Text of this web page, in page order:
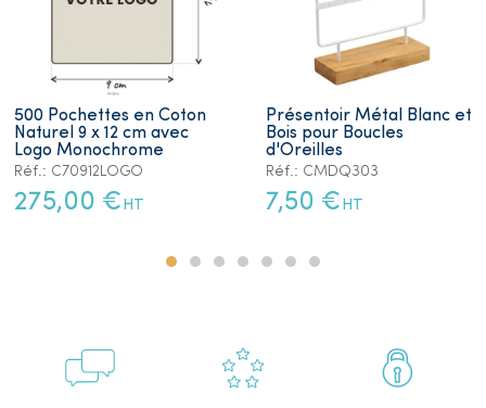
500 Pochettes en Coton
Naturel 9 x 12 cm avec
Logo Monochrome
Réf.: C70912LOGO
275,00 € HT
Présentoir Métal Blanc et
Bois pour Boucles
d'Oreilles
Réf.: CMDQ303
7,50 € HT